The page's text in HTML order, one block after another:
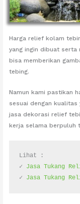
Harga relief kolam
yang ingin dibuat serta
bisa memberikan
tebing.
Namun kami pastikan
sesuai dengan kualitas
jasa dekorasi relief
kerja selama berpuluh
Lihat :
✓ Jasa Tukang
✓ Jasa Tukang